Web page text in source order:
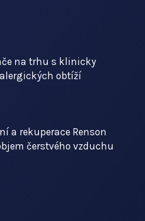
na trhu s klinicky
obtíží
a rekuperace Renson
čerstvého vzduchu